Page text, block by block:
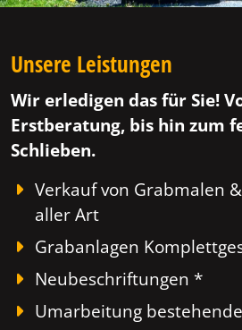
Unsere Leistungen
Wir erledigen das für Sie!
Erstberatung, bis hin zum
Schlieben.
Verkauf von Grabmalen
aller Art
Grabanlagen
Neubeschriftungen *
Umarbeitung